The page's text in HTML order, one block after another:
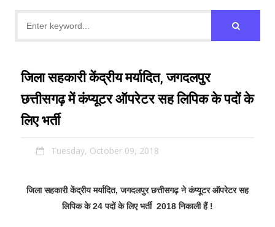
जिला सहकारी केंद्रीय मर्यादित, जगदलपुर
छत्तीसगढ़ में कंप्यूटर ऑपरेटर सह लिपिक के पदों के
लिए भर्ती
Tuesday, October 09, 2018
जिला सहकारी केंद्रीय मर्यादित, जगदलपुर छत्तीसगढ़ ने कंप्यूटर ऑपरेटर सह
लिपिक के 24 पदोंके लिए भर्ती 2018 निकाली हैं !